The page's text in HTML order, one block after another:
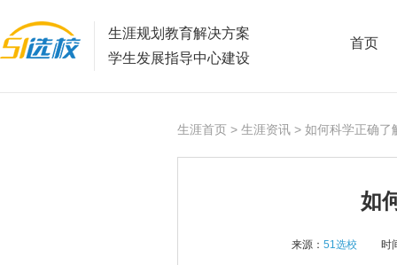
生涯规划教育解决方案
学生发展指导中心建设
首页
生涯首页 > 生涯资讯 > 如何科学正确了
如
来源： 51选校 时